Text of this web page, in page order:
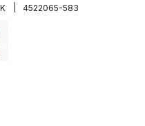
4522065-583